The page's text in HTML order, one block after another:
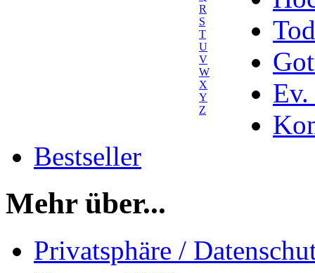
R
S
T
U
V
W
X
Y
Z
Ev.
Bestseller
Mehr über...
Privatsphäre /